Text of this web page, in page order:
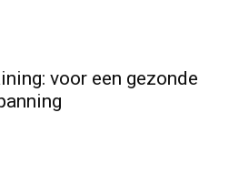
voor een gezonde